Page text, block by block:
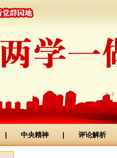
中央精神 | 评论解析